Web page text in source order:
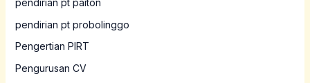
pendirian pt paiton
pendirian pt probolinggo
Pengertian PIRT
Pengurusan CV